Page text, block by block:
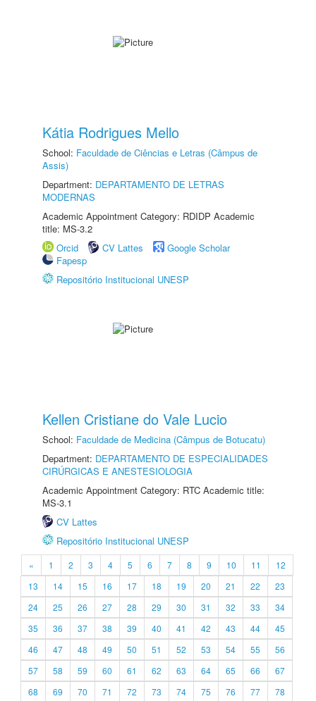
Kátia Rodrigues Mello
School: Faculdade de Ciências e Letras (Câmpus de
Assis)
Department: DEPARTAMENTO DE LETRAS
MODERNAS
Academic Appointment Category: RDIDP Academic
title: MS-3.2
Orcid
CV Lattes
Google Scholar
Fapesp
Repositório Institucional UNESP
Kellen Cristiane do Vale Lucio
School: Faculdade de Medicina (Câmpus de Botucatu)
Department: DEPARTAMENTO DE ESPECIALIDADES
CIRÚRGICAS E ANESTESIOLOGIA
Academic Appointment Category: RTC Academic title:
MS-3.1
CV Lattes
Repositório Institucional UNESP
« 1 2 3 4 5 6 7 8 9 10 11
12
13
14 15 16 17 18 19 20 21 22
23
24
25 26 27 28 29 30 31 32 33
34
35
36 37 38 39 40 41 42 43 44
45
46
47 48 49 50 51 52 53 54 55
56
57
58 59 60 61 62 63 64 65 66
67
68
69 70 71 72 73 74 75 76 77
78